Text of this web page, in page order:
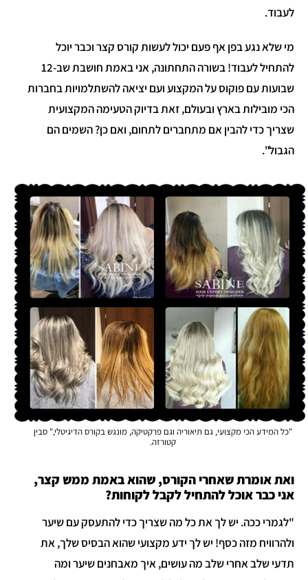
לעבוד.
מי שלא נגע בפן אף פעם יכול לעשות קורס קצר וכבר יוכל
להתחיל לעבוד! בשורה התחתונה, אני באמת חושבת שב-12
שבועות עם פוקוס על המקצוע ועם יציאה להשתלמויות בחברות
הכי מובילות בארץ ובעולם, זאת בדיוק הטעימה המקצועית
שצריך כדי להבין אם מתחברים לתחום, ואם כן? השמים הם
הגבול".
"כל המידע הכי מקצועי, גם תיאוריה וגם פרקטיקה, מונגש בקורס הדיגיטלי," סבין
קטורזה.
ואת אומרת שאחרי הקורס, שהוא באמת ממש קצר,
אני כבר אוכל להתחיל לקבל לקוחות?
"לגמרי ככה. יש לך את כל מה שצריך כדי להתעסק עם שיער
ולהרוויח מזה כסף! יש לך ידע מקצועי שהוא הבסיס שלך, את
תדעי שלב אחרי שלב מה עושים, איך מאבחנים שיער ומה